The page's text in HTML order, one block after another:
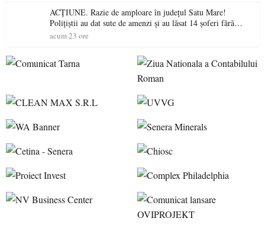
ACȚIUNE. Razie de amploare în județul Satu Mare!
Polițiștii au dat sute de amenzi și au lăsat 14 șoferi fără
permis într-o singură zi
acum 23 ore